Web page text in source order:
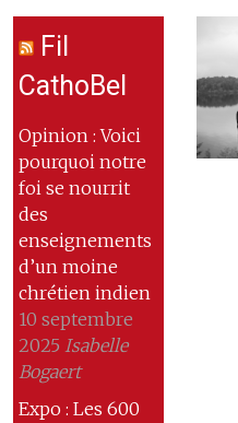
Fil
CathoBel
Opinion : Voici
pourquoi notre
foi se nourrit
des
enseignements
d’un moine
chrétien indien
10 septembre
2025 Isabelle
Bogaert
Expo : Les 600